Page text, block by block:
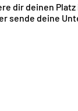
dir deinen
sende deine